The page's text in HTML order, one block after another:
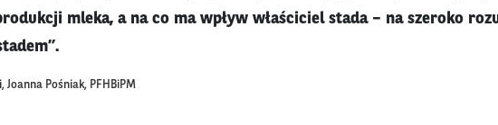
mleka, a na co ma wpływ właściciel stada – na szeroko
Joanna Pośniak, PFHBiPM